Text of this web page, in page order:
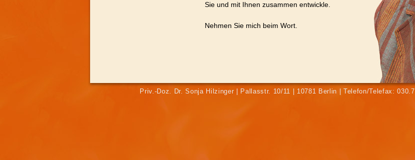
Sie und mit Ihnen zusammen entwickle.
Nehmen Sie mich beim Wort.
Priv.-Doz. Dr. Sonja Hilzinger | Pallasstr. 10/11 | 10781 Berlin | Telefon/Telefax: